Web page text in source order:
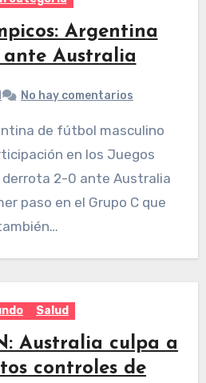
Argentina
ante Australia
No hay comentarios
en los Juegos
derrota 2-0 ante Australia
paso en el Grupo C que
Salud
Australia culpa a
controles de